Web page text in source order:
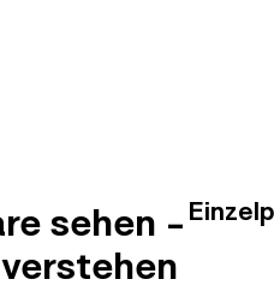
sehen -